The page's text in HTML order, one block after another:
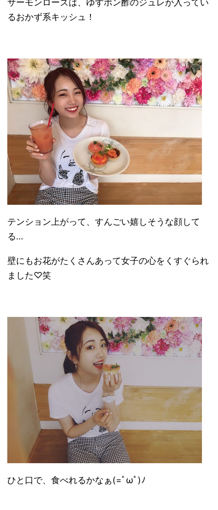
サーモンローズは、ゆずポン酢のジュレが入ってい
るおかず系キッシュ！
テンション上がって、すんごい嬉しそうな顔して
る…
壁にもお花がたくさんあって女子の心をくすぐられ
ました♡笑
ひと口で、食べれるかなぁ(=ﾟωﾟ)ﾉ